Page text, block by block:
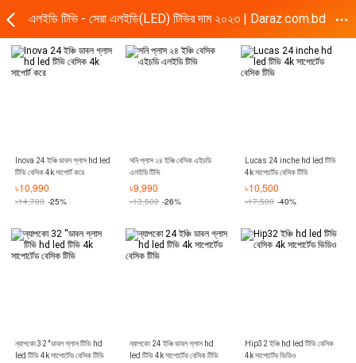
এলইডি টিভি - সেরা এলইডি(LED) টিভির দাম ২০২৩ | Daraz.com.bd
Inova 24 ইঞ্চি ডাবল গ্লাস hd led
টিভি বেসিক 4k সাপোর্ট করে
৳10,990
৳14,700 -25%
সনি প্লাস ২৪ ইঞ্চি বেসিক এইচডি
এলইডি টিভি
৳9,990
৳13,500 -26%
Lucas 24 inche hd led টিভি
4k সাপোর্টেড বেসিক টিভি
৳10,500
৳17,500 -40%
ন্যাপকো 32 ''ডাবল গ্লাস টিভি hd
led টিভি 4k সাপোর্টেড বেসিক টিভি
ন্যাপকো 24 ইঞ্চি ডাবল গ্লাস hd
led টিভি 4k সাপোর্টেড বেসিক টিভি
Hip32 ইঞ্চি hd led টিভি বেসিক
4k সাপোর্টেড ভিডিও